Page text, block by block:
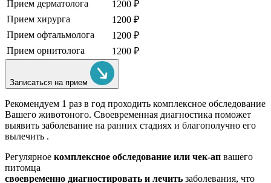
Прием дерматолога
1200 ₽
Прием хирурга
1200 ₽
Прием офтальмолога
1200 ₽
Прием орнитолога
1200 ₽
Записаться на прием
Рекомендуем 1 раз в год проходить комплексное обследование
Вашего животоного. Своевременная диагностика поможет
выявить заболевание на ранних стадиях и благополучно его
вылечить .
Регулярное комплексное обследование или чек-ап вашего
питомца
своевременно диагностировать и лечить заболевания, что